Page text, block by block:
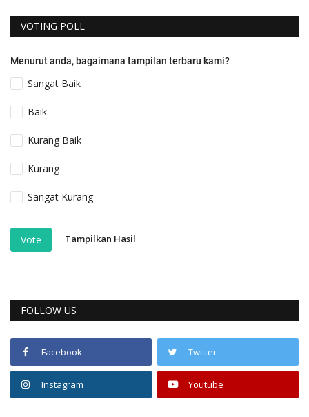
VOTING POLL
Menurut anda, bagaimana tampilan terbaru kami?
Sangat Baik
Baik
Kurang Baik
Kurang
Sangat Kurang
Vote Tampilkan Hasil
FOLLOW US
Facebook Twitter
Instagram Youtube